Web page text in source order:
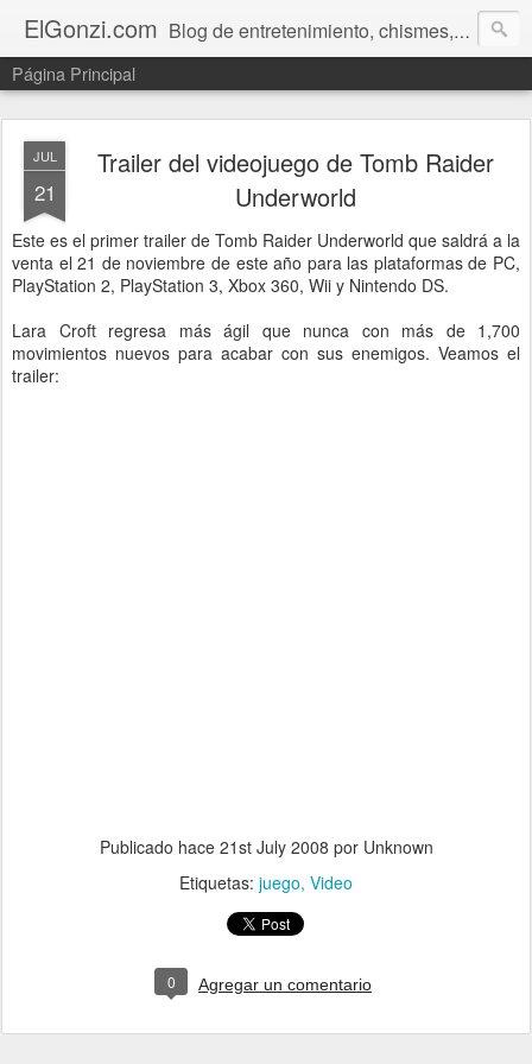
ElGonzi.com Blog de entretenimiento, chismes, humor, farándula, curiosidades, ovnis, noticias calientes, fotos, videos, paranormal y ¡más!
Página Principal
JUL
21
Trailer del videojuego de Tomb Raider
Underworld
Este es el primer trailer de Tomb Raider Underworld que saldrá a la
venta el 21 de noviembre de este año para las plataformas de PC,
PlayStation 2, PlayStation 3, Xbox 360, Wii y Nintendo DS.
Lara Croft regresa más ágil que nunca con más de 1,700
movimientos nuevos para acabar con sus enemigos. Veamos el
trailer:
Publicado hace 21st July 2008 por Unknown
Etiquetas: juego Video
0 Agregar un comentario